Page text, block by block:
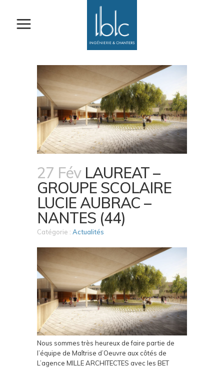
27 FévLAUREAT –
GROUPE SCOLAIRE
LUCIE AUBRAC –
NANTES (44)
Catégorie : Actualités
Nous sommes très heureux de faire partie de
l’équipe de Maîtrise d’Oeuvre aux côtés de
L’agence MILLE ARCHITECTES avec les BET